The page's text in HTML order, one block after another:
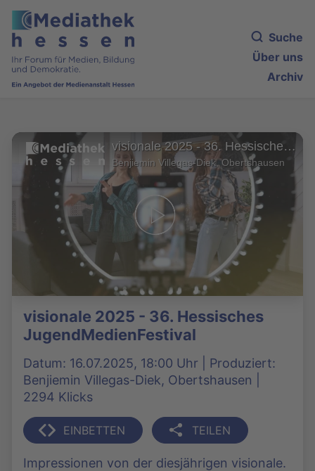
Suche
Über uns
Archiv
visionale 2025 - 36. Hessisches JugendMedienFestival
Benjiemin Villegas-Diek, Obertshausen
visionale 2025 - 36. Hessisches
JugendMedienFestival
Datum: 16.07.2025, 18:00 Uhr | Produziert:
Benjiemin Villegas-Diek, Obertshausen |
2294 Klicks
EINBETTEN TEILEN
Impressionen von der diesjährigen visionale.